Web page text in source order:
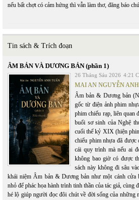
nếu bất chợt có cảm hứng thì vẫn làm thơ, đăng báo
Tin sách & Trích đoạn
ÂM BẢN VÀ DƯƠNG BẢN (phần 1)
26 Tháng Sáu 2026 4:21
MAI AN NGUYỄN
Âm bản & Dương bản
gốc từ điện ảnh phim
phim chiếu rạp, liên quan
buổi sơ sinh của Nghệ
cuối thế kỷ XIX (hiện
chiếu phim nhựa đã được
cái quy trình mà nếu ai
không bao giờ có được
sách này không đi sâu
khái niệm Âm bản & Dương bản như một cánh cửa
nhỏ để phác họa hành trình tinh thần của tác giả, cùng
hé lộ giúp người đọc đôi chút về đời sống của những